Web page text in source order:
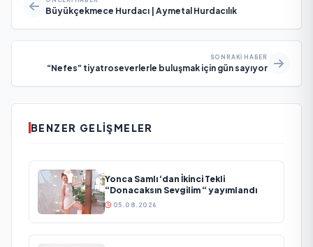
Büyükçekmece Hurdacı | Aymetal Hurdacılık
SONRAKI HABER
“Nefes” tiyatroseverlerle buluşmak için gün sayıyor
BENZER GELIŞMELER
Yonca Samlı ‘dan İkinci Tekli
“Donacaksın Sevgilim “ yayımlandı
05.08.2026